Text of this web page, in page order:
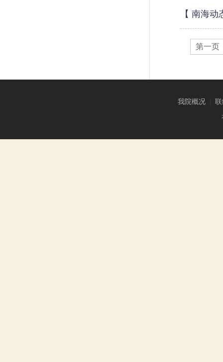
【 南海
第一页
我院概况